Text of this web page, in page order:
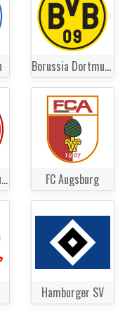
Borussia Dortmund
Eintracht Frankfurt FC Augsburg
Hamburger SV